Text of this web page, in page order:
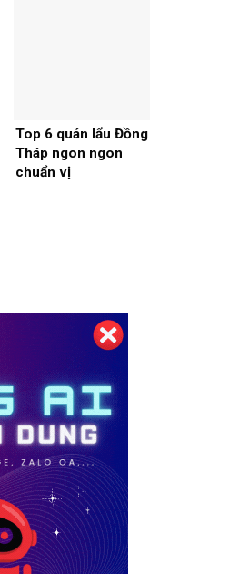
Top 6 quán lẩu Đồng
Tháp ngon ngon
chuẩn vị